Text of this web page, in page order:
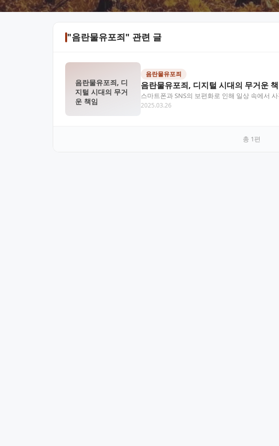
"음란물유포죄" 관련 글
음란물유포죄, 디
지털 시대의 무거
운 책임
음란물유포죄
음란물유포죄, 디지털 시대의 무거운
스마트폰과 SNS의 보편화로 인해 일상 속에서
해 의도치 않게 ‘음란물유포죄’로 처벌받는 사례
2025.03.26
총 1편